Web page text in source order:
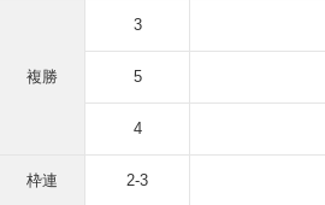
複勝
3
5
4
枠連 2-3